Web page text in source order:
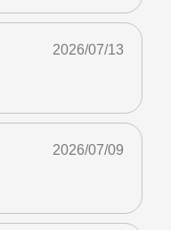
2026/07/13
2026/07/09